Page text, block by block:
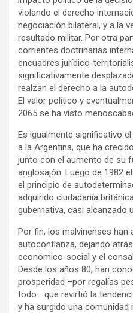
violando el derecho
negociación bilateral, y a la
resultado militar. Por otra
corrientes doctrinarias
encuadres jurídico-
significativamente
realzan el derecho a la
El valor político y
2065 se ha visto
Es igualmente significativo
a la Argentina, que ha
junto con el aumento de su
anglosajón. Luego de 1982
el principio de
adquirido ciudadanía
gubernativa, casi alcanzado
Por fin, los malvinenses han
autoconfianza, dejando
económico-social y el
Desde los años 80, han
prosperidad –por regalías
todo– que revirtió la
y ha surgido una